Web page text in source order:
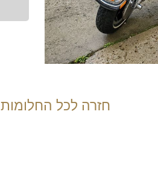
חזרה לכל החלומות